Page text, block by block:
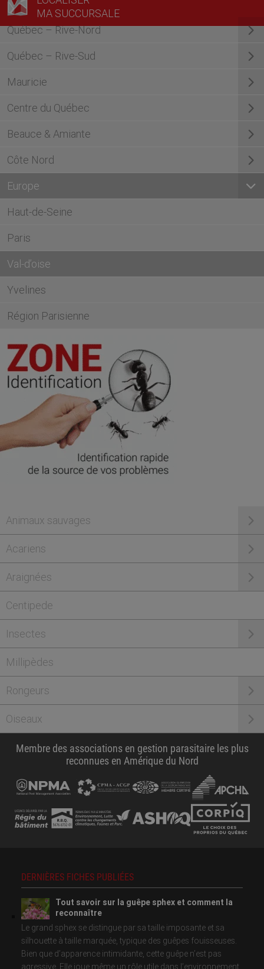
MA SUCCURSALE
Québec – Rive-Nord
Québec – Rive-Sud
Mauricie
Centre du Québec
Beauce & Amiante
Côte Nord
Europe
Haut-de-Seine
Paris
Val-d’oise
Yvelines
Région Parisienne
Animaux sauvages
Acariens
Araignées
Centipede
Insectes
Millipèdes
Rongeurs
Oiseaux
Membre des associations en gestion parasitaire les plus
reconnues en Amérique du Nord
DERNIÈRES FICHES PUBLIÉES
Tout savoir sur la guêpe sphex et comment la
reconnaître
Le grand sphex se distingue par sa taille imposante et sa
silhouette à taille marquée, typique des guêpes fouisseuses.
Bien que d’apparence intimidante, cette guêpe n’est pas
agressive. Elle joue même un rôle utile dans l’environnement